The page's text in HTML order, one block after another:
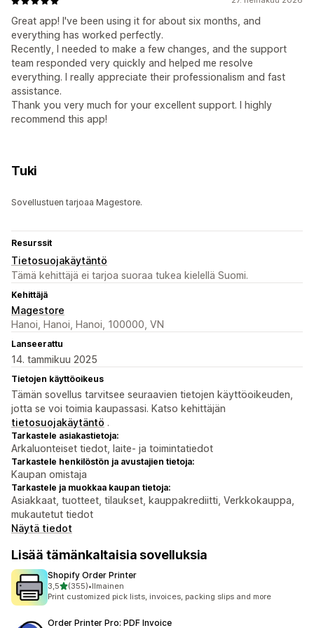
Great app! I've been using it for about six months, and
everything has worked perfectly.
Recently, I needed to make a few changes, and the support
team responded very quickly and helped me resolve
everything. I really appreciate their professionalism and fast
assistance.
Thank you very much for your excellent support. I highly
recommend this app!
Tuki
Sovellustuen tarjoaa Magestore.
Resurssit
Tietosuojakäytäntö
Tämä kehittäjä ei tarjoa suoraa tukea kielellä Suomi.
Kehittäjä
Magestore
Hanoi, Hanoi, Hanoi, 100000, VN
Lanseerattu
14. tammikuu 2025
Tietojen käyttöoikeus
Tämän sovellus tarvitsee seuraavien tietojen käyttöoikeuden,
jotta se voi toimia kaupassasi. Katso kehittäjän
tietosuojakäytäntö .
Tarkastele asiakastietoja:
Arkaluonteiset tiedot, laite- ja toimintatiedot
Tarkastele henkilöstön ja avustajien tietoja:
Kaupan omistaja
Tarkastele ja muokkaa kaupan tietoja:
Asiakkaat, tuotteet, tilaukset, kauppakrediitti, Verkkokauppa,
mukautetut tiedot
Näytä tiedot
Lisää tämänkaltaisia sovelluksia
Shopify Order Printer
3,5/ 5 tähteä
(355)
355 arvostelua yhteensä
•Ilmainen
Print customized pick lists, invoices, packing slips and more
Order Printer Pro: PDF Invoice